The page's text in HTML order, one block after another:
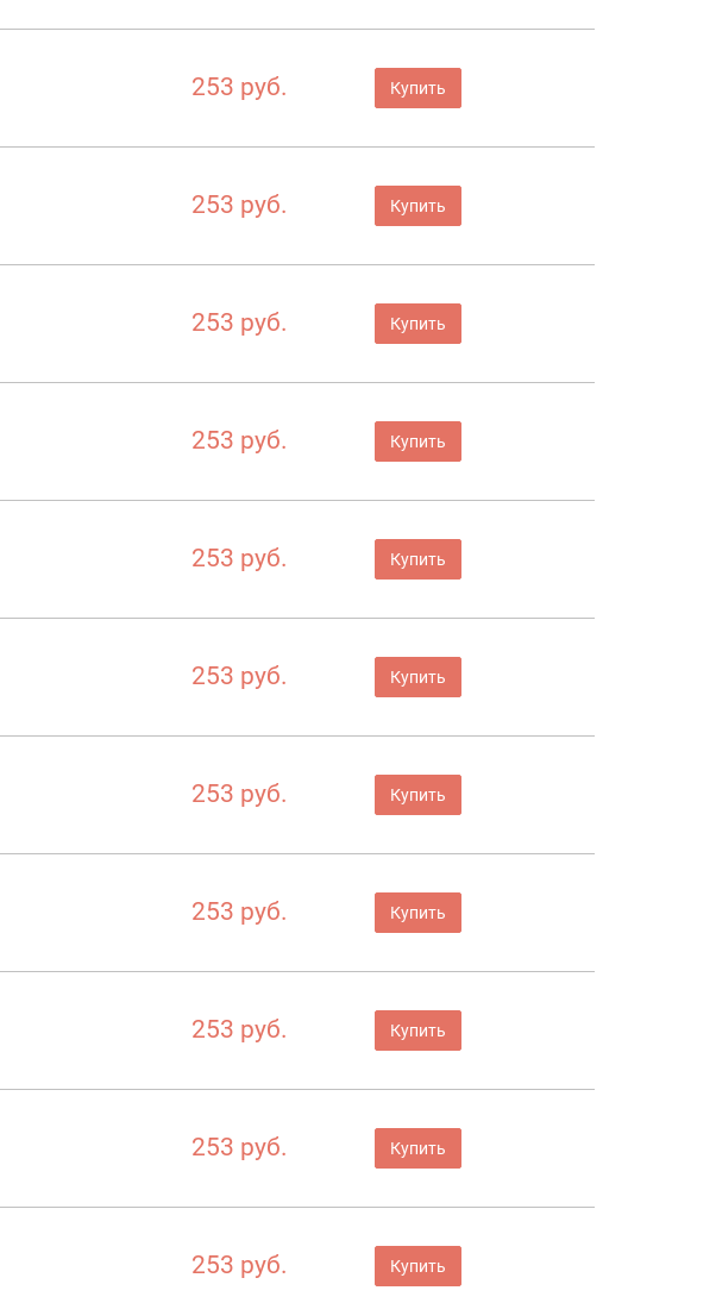
253 руб. Купить
253 руб. Купить
253 руб. Купить
253 руб. Купить
253 руб. Купить
253 руб. Купить
253 руб. Купить
253 руб. Купить
253 руб. Купить
253 руб. Купить
253 руб. Купить